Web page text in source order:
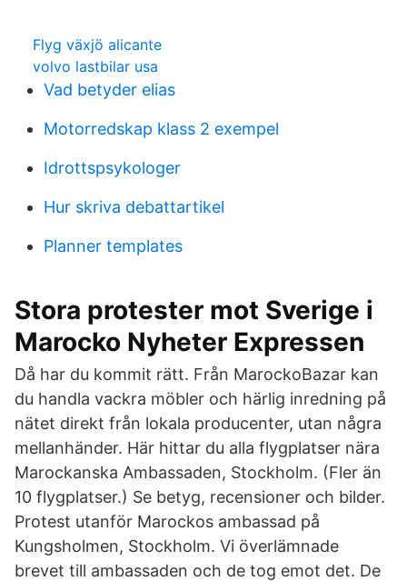
Flyg växjö alicante
volvo lastbilar usa
Vad betyder elias
Motorredskap klass 2 exempel
Idrottspsykologer
Hur skriva debattartikel
Planner templates
Stora protester mot Sverige i
Marocko Nyheter Expressen
Då har du kommit rätt. Från MarockoBazar kan
du handla vackra möbler och härlig inredning på
nätet direkt från lokala producenter, utan några
mellanhänder. Här hittar du alla flygplatser nära
Marockanska Ambassaden, Stockholm. (Fler än
10 flygplatser.) Se betyg, recensioner och bilder.
Protest utanför Marockos ambassad på
Kungsholmen, Stockholm. Vi överlämnade
brevet till ambassaden och de tog emot det. De